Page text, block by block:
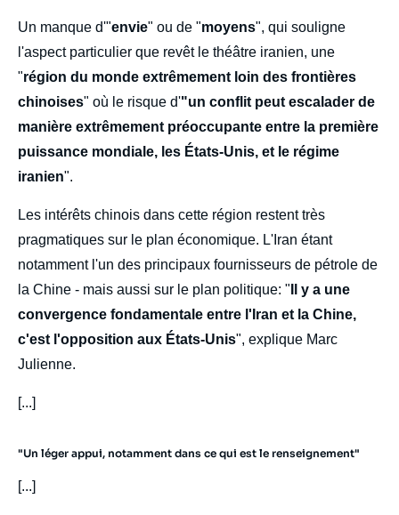
Un manque d'"envie" ou de "moyens", qui souligne
l'aspect particulier que revêt le théâtre iranien, une
"région du monde extrêmement loin des frontières
chinoises" où le risque d'"un conflit peut escalader de
manière extrêmement préoccupante entre la première
puissance mondiale, les États-Unis, et le régime
iranien".
Les intérêts chinois dans cette région restent très
pragmatiques sur le plan économique. L'Iran étant
notamment l'un des principaux fournisseurs de pétrole de
la Chine - mais aussi sur le plan politique: " Il y a une
convergence fondamentale entre l'Iran et la Chine,
c'est l'opposition aux États-Unis", explique Marc
Julienne.
[...]
"Un léger appui, notamment dans ce qui est le renseignement"
[...]